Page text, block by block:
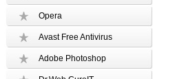
Opera
Avast Free Antivirus
Adobe Photoshop